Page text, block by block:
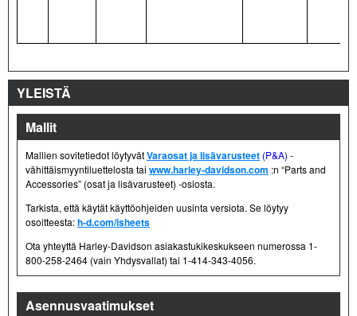
YLEISTÄ
Mallit
Mallien sovitetiedot löytyvätVaraosat ja lisävarusteet (P&A) -
vähittäismyyntiluettelosta tai www.harley-davidson.com :n “Parts and
Accessories” (osat ja lisävarusteet) -osiosta.
Tarkista, että käytät käyttöohjeiden uusinta versiota. Se löytyy
osoitteesta:h-d.com/isheets
Ota yhteyttä Harley-Davidson asiakastukikeskukseen numerossa 1-
800-258-2464 (vain Yhdysvallat) tai 1-414-343-4056.
Asennusvaatimukset